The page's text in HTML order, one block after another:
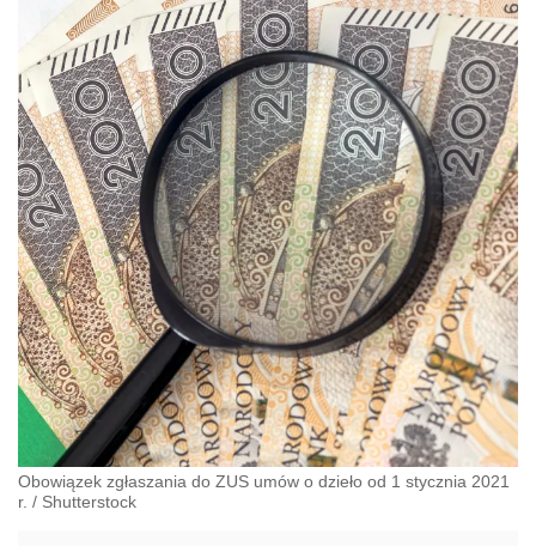
Obowiązek zgłaszania do ZUS umów o dzieło od 1 stycznia 2021
r. / Shutterstock